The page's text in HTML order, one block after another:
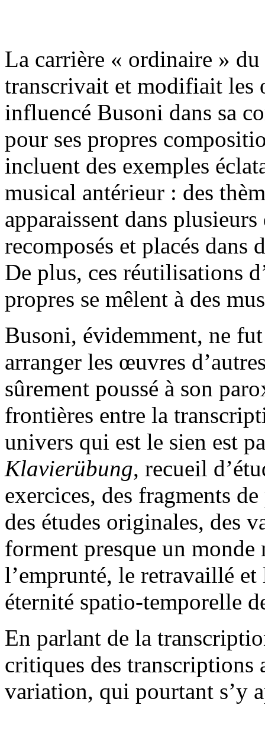
La carrière « ordinaire »
transcrivait et modifiait les
influencé Busoni dans sa
pour ses propres
incluent des exemples
musical antérieur : des
apparaissent dans
recomposés et placés dans
De plus, ces réutilisations
propres se mêlent à des
Busoni, évidemment, ne
arranger les œuvres
sûrement poussé à son
frontières entre la
univers qui est le sien est
Klavierübung, recueil
exercices, des fragments
des études originales, des
forment presque un
l’emprunté, le retravaillé et
éternité spatio-temporelle
En parlant de la
critiques des transcriptions
variation, qui pourtant s’y